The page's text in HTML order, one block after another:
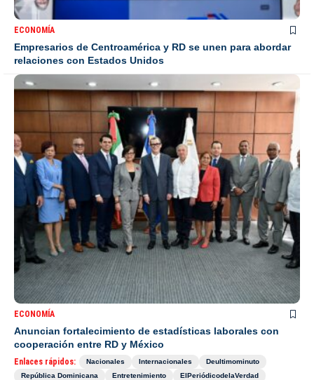
ECONOMÍA
Empresarios de Centroamérica y RD se unen para abordar
relaciones con Estados Unidos
ECONOMÍA
Anuncian fortalecimiento de estadísticas laborales con
cooperación entre RD y México
Enlaces rápidos: Nacionales Internacionales
Deultimominuto
República Dominicana
Entretenimiento
ElPeriódicodelaVerdad